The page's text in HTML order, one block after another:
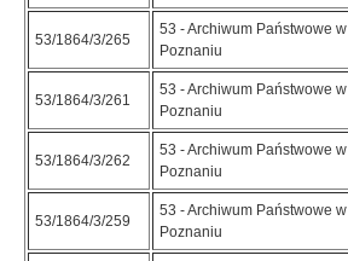
53/1864/3/265
53 - Archiwum Państwowe w
Poznaniu
53/1864/3/261
53 - Archiwum Państwowe w
Poznaniu
53/1864/3/262
53 - Archiwum Państwowe w
Poznaniu
53/1864/3/259
53 - Archiwum Państwowe w
Poznaniu